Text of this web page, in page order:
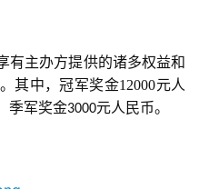
有主办方提供的诸多权益和
其中，冠军奖金12000元人
季军奖金3000元人民币。